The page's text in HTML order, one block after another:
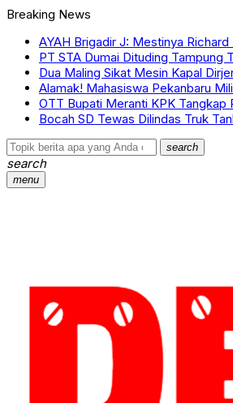
Breaking News
AYAH Brigadir J: Mestinya
PT STA Dumai Dituding Tampung
Dua Maling Sikat Mesin Kapal
Alamak! Mahasiswa Pekanbaru
OTT Bupati Meranti KPK Tangkap
Bocah SD Tewas Dilindas Truk
search
search
menu